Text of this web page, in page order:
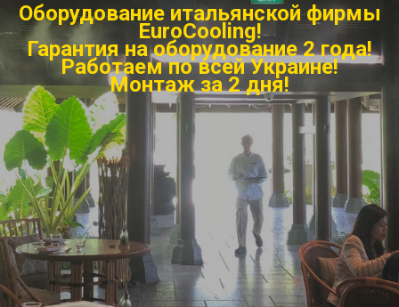
Оборудование итальянской фирмы
EuroCooling!
Гарантия на оборудование 2 года!
Работаем по всей Украине!
Монтаж за 2 дня!